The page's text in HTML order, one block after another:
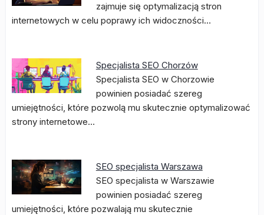
zajmuje się optymalizacją stron
internetowych w celu poprawy ich widoczności…
Specjalista SEO Chorzów
Specjalista SEO w Chorzowie
powinien posiadać szereg
umiejętności, które pozwolą mu skutecznie optymalizować
strony internetowe…
SEO specjalista Warszawa
SEO specjalista w Warszawie
powinien posiadać szereg
umiejętności, które pozwalają mu skutecznie